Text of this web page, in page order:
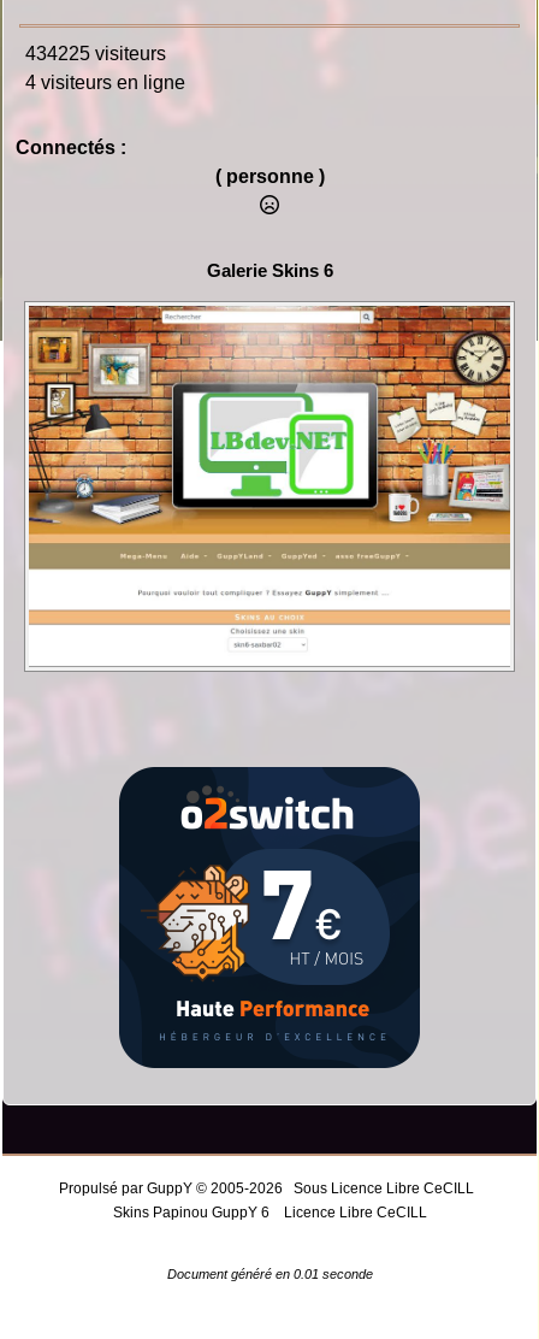
434225 visiteurs
4 visiteurs en ligne
Connectés :
( personne )
Galerie Skins 6
Propulsé par GuppY © 2005-2026
Sous Licence Libre CeCILL
Skins Papinou GuppY 6
Licence Libre CeCILL
Document généré en 0.01 seconde